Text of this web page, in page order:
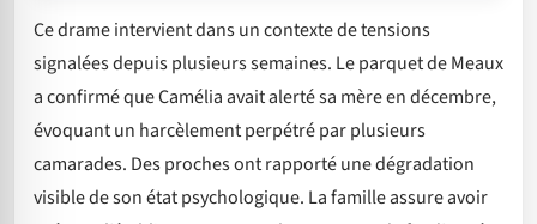
Ce drame intervient dans un contexte de tensions
signalées depuis plusieurs semaines. Le parquet de Meaux
a confirmé que Camélia avait alerté sa mère en décembre,
évoquant un harcèlement perpétré par plusieurs
camarades. Des proches ont rapporté une dégradation
visible de son état psychologique. La famille assure avoir